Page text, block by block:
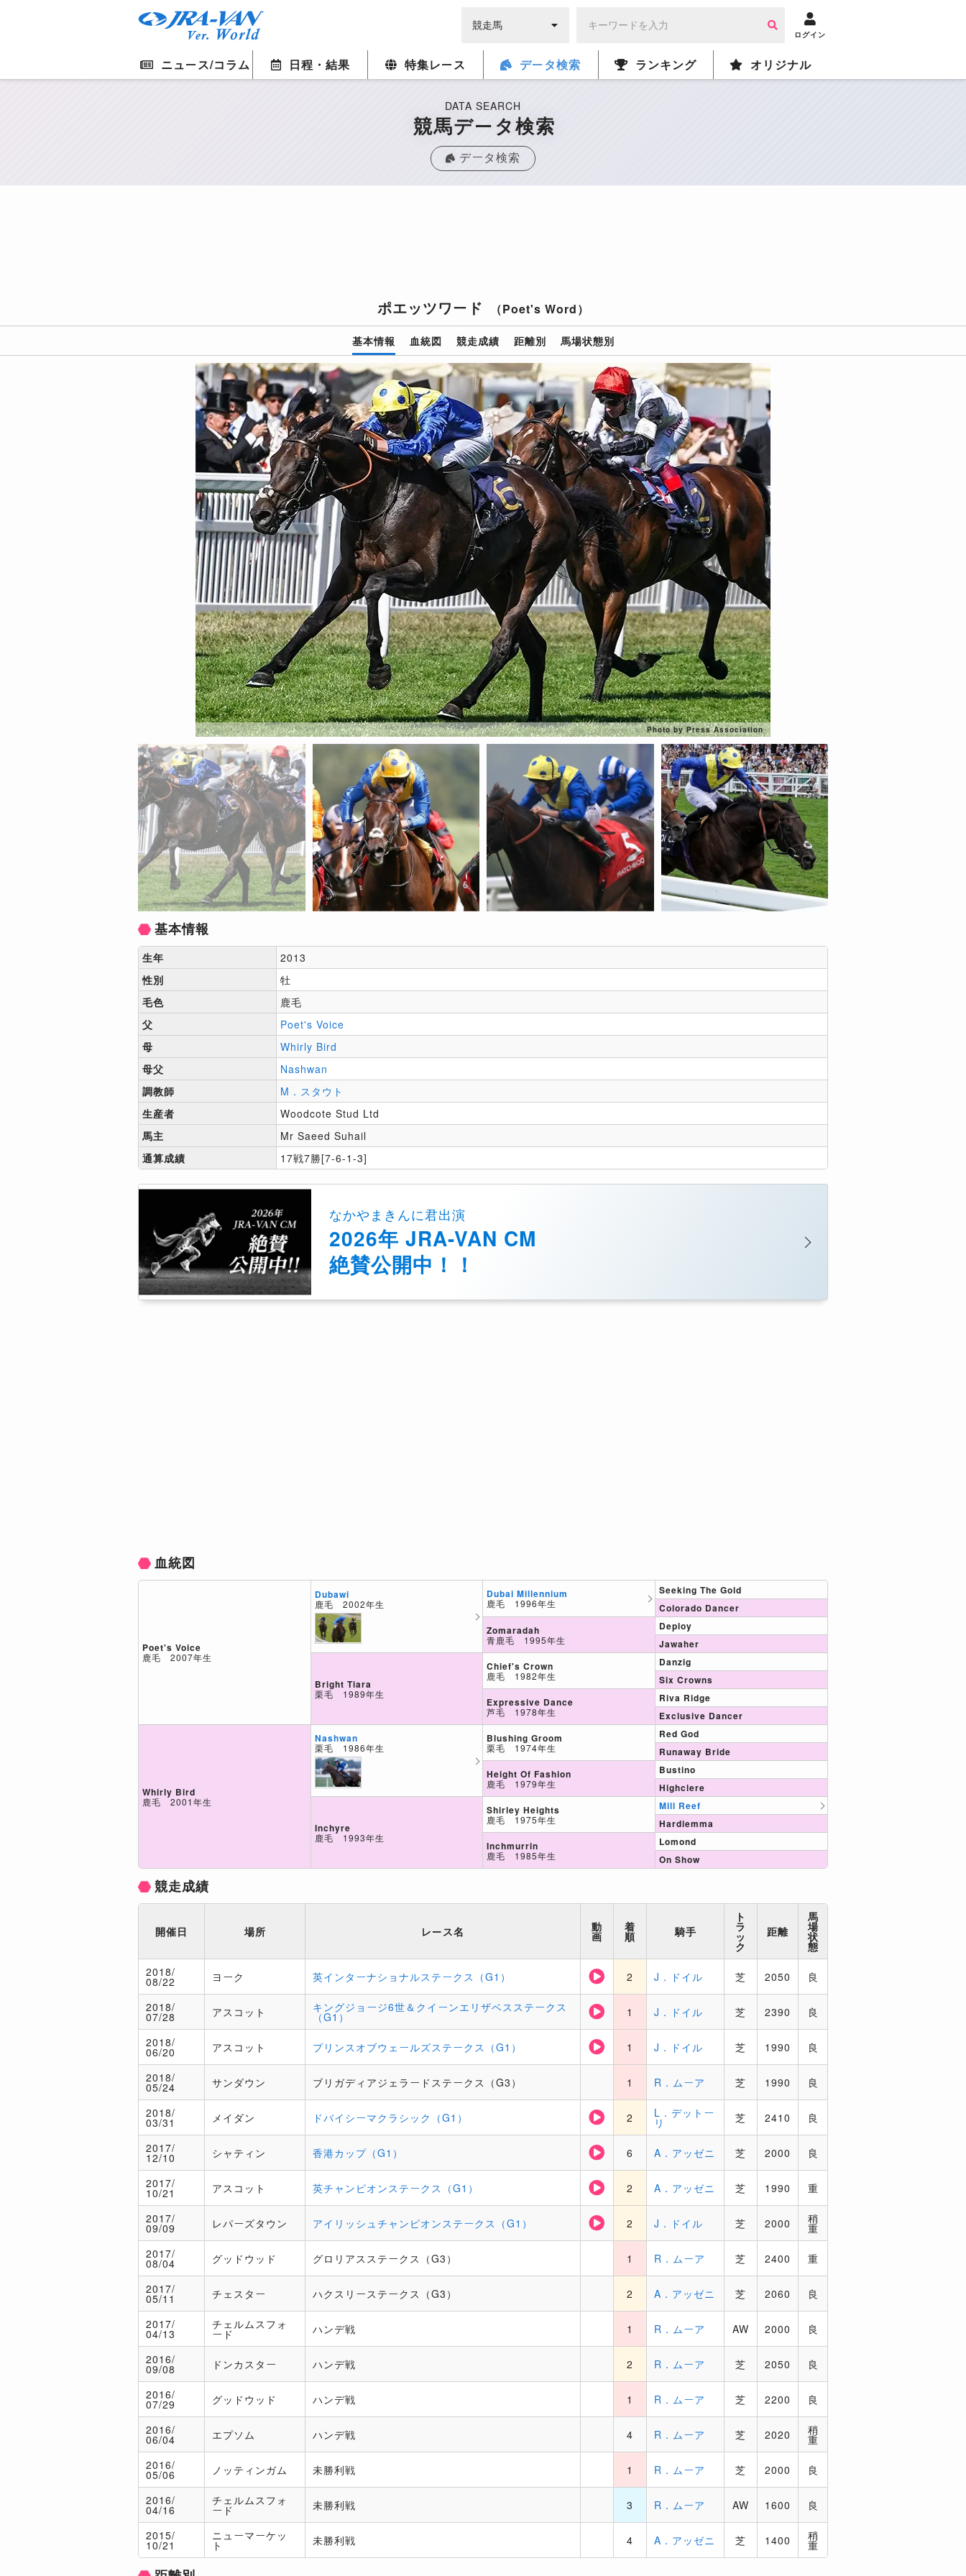
ログイン
ニュース/コラム 日程・結果 特集レース データ検索 ランキング オリジナル
DATA SEARCH
競馬データ検索
データ検索
ポエッツワード （Poet's Word）
基本情報 血統図 競走成績 距離別 馬場状態別
Photo by Press Association
基本情報
生年
2013
性別
牡
毛色
鹿毛
父
Poet's Voice
母
Whirly Bird
母父
Nashwan
調教師
M．スタウト
生産者
Woodcote Stud Ltd
馬主
Mr Saeed Suhail
通算成績
17戦7勝[7-6-1-3]
なかやまきんに君出演
2026年 JRA-VAN CM
絶賛公開中！！
血統図
Poet's Voice
鹿毛 2007年生
Whirly Bird
鹿毛 2001年生
Dubawi
鹿毛 2002年生
Bright Tiara
栗毛 1989年生
Nashwan
栗毛 1986年生
Inchyre
鹿毛 1993年生
Dubai Millennium
鹿毛 1996年生
Zomaradah
青鹿毛 1995年生
Chief's Crown
鹿毛 1982年生
Expressive Dance
芦毛 1978年生
Blushing Groom
栗毛 1974年生
Height Of Fashion
鹿毛 1979年生
Shirley Heights
鹿毛 1975年生
Inchmurrin
鹿毛 1985年生
Seeking The Gold
Colorado Dancer
Deploy
Jawaher
Danzig
Six Crowns
Riva Ridge
Exclusive Dancer
Red God
Runaway Bride
Bustino
Highclere
Mill Reef
Hardiemma
Lomond
On Show
競走成績
開催日 場所 レース名 動
画
着
順 騎手
ト
ラ
ッ
ク
距離
馬
場
状
態
2018/
08/22 ヨーク 英インターナショナルステークス（G1） 2 J．ドイル 芝 2050 良
2018/
07/28 アスコット キングジョージ6世＆クイーンエリザベスステークス
（G1） 1 J．ドイル 芝 2390 良
2018/
06/20 アスコット プリンスオブウェールズステークス（G1） 1 J．ドイル 芝 1990 良
2018/
05/24 サンダウン ブリガディアジェラードステークス（G3） 1 R．ムーア 芝 1990 良
2018/
03/31 メイダン ドバイシーマクラシック（G1） 2 L．デットー
リ 芝 2410 良
2017/
12/10 シャティン 香港カップ（G1） 6 A．アッゼニ 芝 2000 良
2017/
10/21 アスコット 英チャンピオンステークス（G1） 2 A．アッゼニ 芝 1990 重
2017/
09/09 レパーズタウン アイリッシュチャンピオンステークス（G1） 2 J．ドイル 芝 2000 稍
重
2017/
08/04 グッドウッド グロリアスステークス（G3） 1 R．ムーア 芝 2400 重
2017/
05/11 チェスター ハクスリーステークス（G3） 2 A．アッゼニ 芝 2060 良
2017/
04/13
チェルムスフォ
ード ハンデ戦 1 R．ムーア AW 2000 良
2016/
09/08 ドンカスター ハンデ戦 2 R．ムーア 芝 2050 良
2016/
07/29 グッドウッド ハンデ戦 1 R．ムーア 芝 2200 良
2016/
06/04 エプソム ハンデ戦 4 R．ムーア 芝 2020 稍
重
2016/
05/06 ノッティンガム 未勝利戦 1 R．ムーア 芝 2000 良
2016/
04/16
チェルムスフォ
ード 未勝利戦 3 R．ムーア AW 1600 良
2015/
10/21
ニューマーケッ
ト 未勝利戦 4 A．アッゼニ 芝 1400 稍
重